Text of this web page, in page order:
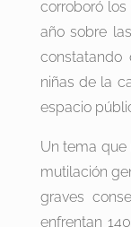
corroboró
año sobre
niñas de la
espacio
Un tema que
mutilación
graves
enfrentan